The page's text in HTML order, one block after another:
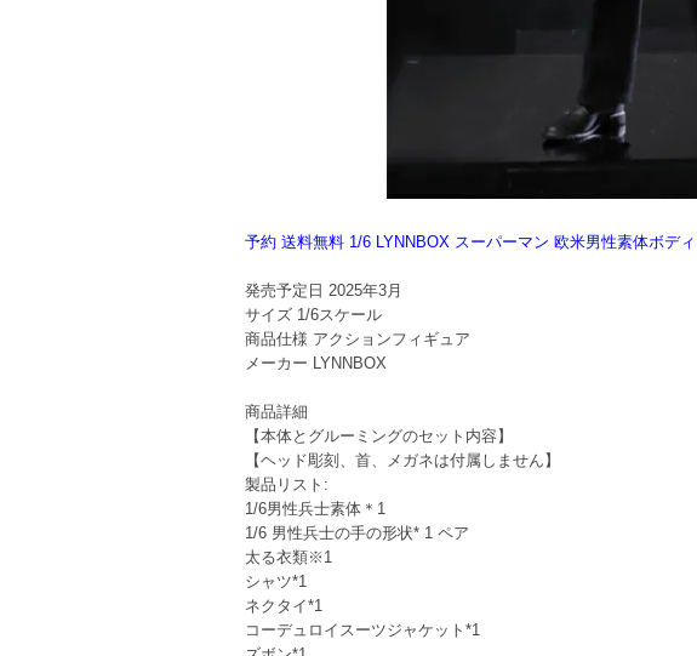
予約 送料無料 1/6 LYNNBOX スーパーマン 欧米男性素体ボデ
発売予定日 2025年3月
サイズ 1/6スケール
商品仕様 アクションフィギュア
メーカー LYNNBOX
商品詳細
【本体とグルーミングのセット内容】
【ヘッド彫刻、首、メガネは付属しません】
製品リスト:
1/6男性兵士素体＊1
1/6 男性兵士の手の形状* 1 ペア
太る衣類※1
シャツ*1
ネクタイ*1
コーデュロイスーツジャケット*1